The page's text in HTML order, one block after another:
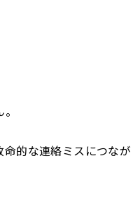
的な連絡ミスにつなが